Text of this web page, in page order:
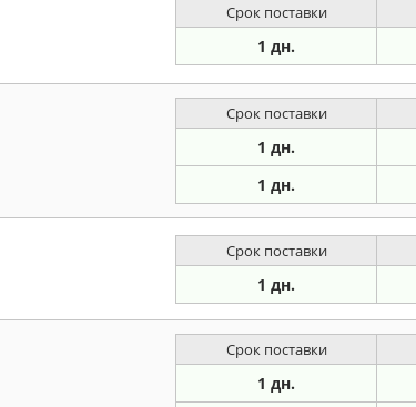
Срок поставки
1 дн.
Срок поставки
1 дн.
1 дн.
Срок поставки
1 дн.
Срок поставки
1 дн.